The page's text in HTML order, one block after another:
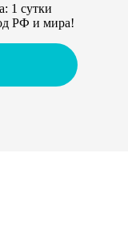
1 сутки
РФ и мира!